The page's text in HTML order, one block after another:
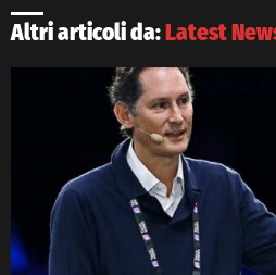
Altri articoli da:Latest